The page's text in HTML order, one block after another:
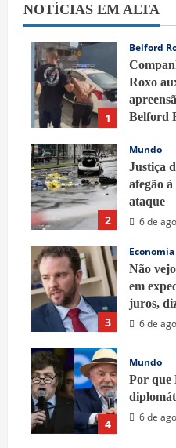
NOTÍCIAS EM ALTA
1
Belford
Roxo
Belford
2
Mundo
Justiça
afegão
ataque
6 de
3
Economia
Não
em
juros,
6 de
4
Mundo
Por que
6 de